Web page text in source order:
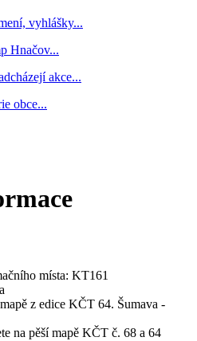
vyhlášky...
Hnačov...
akce...
obce...
místa: KT161
z edice KČT 64. Šumava -
na pěší mapě KČT č. 68 a 64